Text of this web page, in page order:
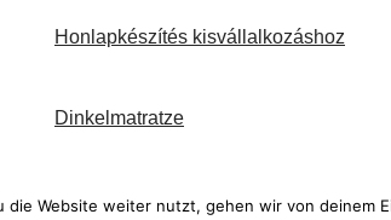
Honlapkészítés kisvállalkozáshoz
Dinkelmatratze
die Website weiter nutzt, gehen wir von deinem